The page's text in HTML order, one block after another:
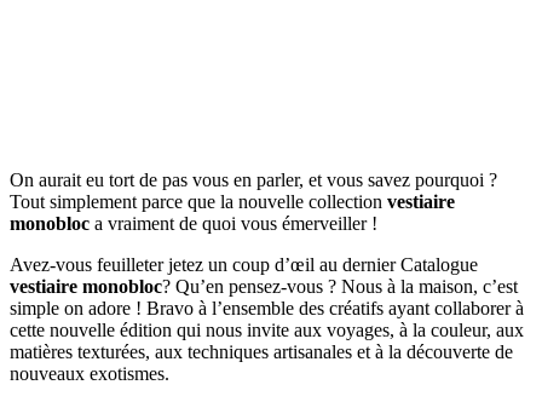
On aurait eu tort de pas vous en parler, et vous savez pourquoi ?
Tout simplement parce que la nouvelle collection vestiaire
monobloc a vraiment de quoi vous émerveiller !
Avez-vous feuilleter jetez un coup d’œil au dernier Catalogue
vestiaire monobloc? Qu’en pensez-vous ? Nous à la maison, c’est
simple on adore ! Bravo à l’ensemble des créatifs ayant collaborer à
cette nouvelle édition qui nous invite aux voyages, à la couleur, aux
matières texturées, aux techniques artisanales et à la découverte de
nouveaux exotismes.